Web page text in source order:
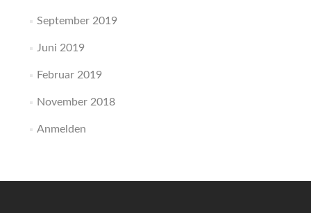
September 2019
Juni 2019
Februar 2019
November 2018
Anmelden